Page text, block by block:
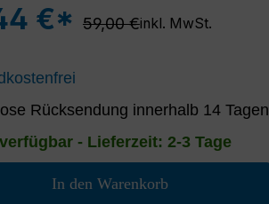
€* Regulärer Preis:
59,00 €inkl. MwSt.
Rücksendung innerhalb 14 Tagen
- Lieferzeit: 2-3 Tage
In den Warenkorb